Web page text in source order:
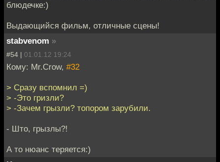
блюдечке:)
Выдающийся фильм, отличные сцены!
stabvenom »
#54 | 01.01.12 19:24
Кому: Mr.Crow, #32
> Сразу вспомнил =)
> -Это гризли?
> -Зачем грызли? топором зарубили.
- Што, грызлы?!
А то нюанс теряется:)